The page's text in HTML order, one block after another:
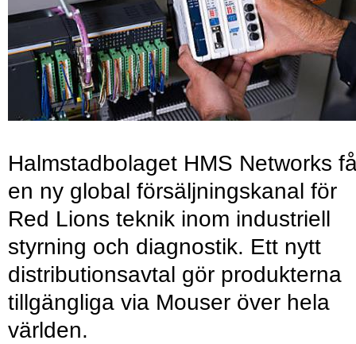
Halmstadbolaget HMS Networks
en ny global försäljningskanal för
Red Lions teknik inom industriell
styrning och diagnostik. Ett nytt
distributionsavtal gör produkterna
tillgängliga via Mouser över hela
världen.